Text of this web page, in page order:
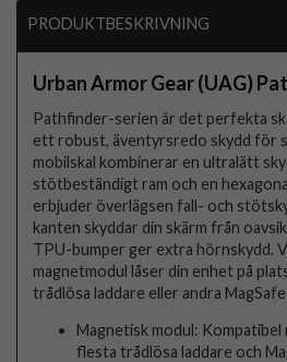
PRODUKTBESKRIVNING
Urban Armor Gear (UAG)
Pathfinder-serien är det perfekta
ett robust, äventyrsredo skydd för
mobilskal kombinerar en ultralätt
stötbeständigt ram och en
erbjuder överlägsen fall- och
kanten skyddar din skärm från
TPU-bumper ger extra hörnskydd.
magnetmodul låser din enhet på
trådlösa laddare eller andra
Magnetisk modul: Kompatibel
flesta trådlösa laddare och